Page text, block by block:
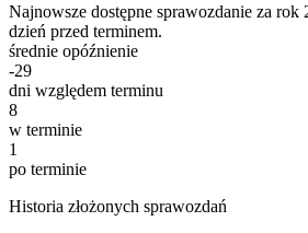
Najnowsze dostępne sprawozdanie za rok
dzień przed terminem.
średnie opóźnienie
-29
dni względem terminu
8
w terminie
1
po terminie
Historia złożonych sprawozdań